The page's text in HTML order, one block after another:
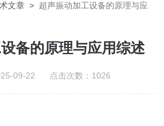
文章 > 超声振动加工设备的原理与应
备的原理与应用综述
09-22 点击次数：1026